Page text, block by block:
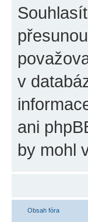
v
ani
by mohl
Obsah fóra